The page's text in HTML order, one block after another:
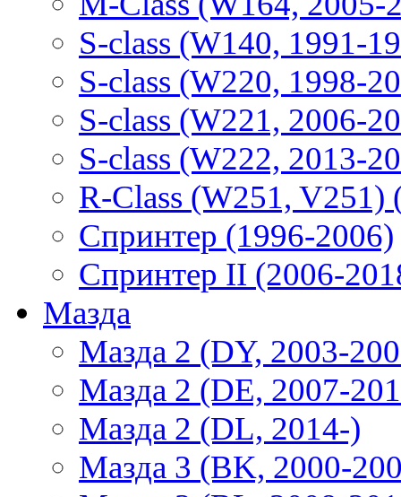
S-class (W140, 1991-
S-class (W220, 1998-
S-class (W221, 2006-
S-class (W222, 2013-
R-Class (W251, V251)
Спринтер (1996-2006)
Спринтер II (2006-
Мазда
Мазда 2 (DY, 2003-
Мазда 2 (DE, 2007-
Мазда 2 (DL, 2014-)
Мазда 3 (BK, 2000-